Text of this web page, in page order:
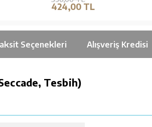
424,00 TL
Seçenekleri Alışveriş Kredisi
Tesbih)